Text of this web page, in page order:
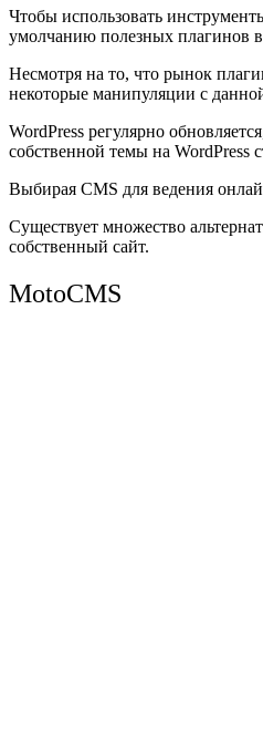
Чтобы использовать
умолчанию полезных плагинов
Несмотря на то, что рынок
некоторые манипуляции с
WordPress регулярно
собственной темы на WordPress
Выбирая CMS для ведения
Существует множество
собственный сайт.
MotoCMS